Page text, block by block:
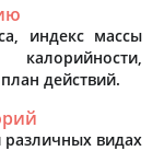
индекс массы
действий.
различных видах